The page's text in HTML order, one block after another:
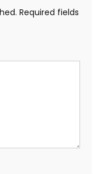
Required fields